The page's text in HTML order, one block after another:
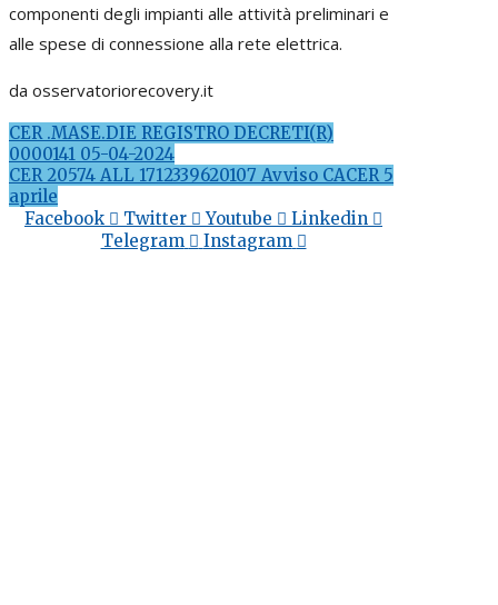
componenti degli impianti alle attività preliminari e
alle spese di connessione alla rete elettrica.
da osservatoriorecovery.it
CER .MASE.DIE REGISTRO DECRETI(R)
0000141 05-04-2024
CER 20574 ALL 1712339620107 Avviso CACER 5
aprile
Facebook
Twitter Youtube
Linkedin
Telegram
Instagram